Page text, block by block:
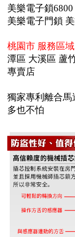
美樂電子鎖
美樂電子門鎖
桃園市 服務區
潭區 大溪區 蘆
專賣店
獨家專利離合
多也不怕